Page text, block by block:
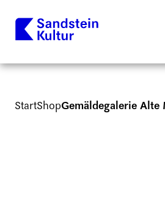
StartShopGemäldegalerie Alte